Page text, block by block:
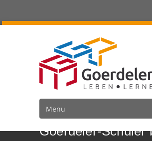
Goerdeler-Schüler